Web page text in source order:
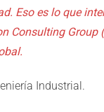
Eso es lo que
Consulting Group
Industrial.